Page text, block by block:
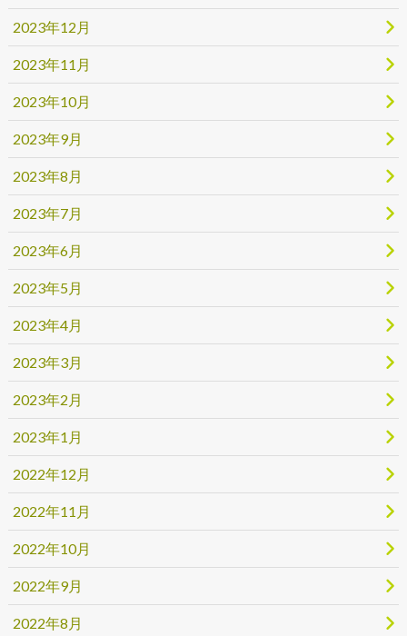
2023年12月
2023年11月
2023年10月
2023年9月
2023年8月
2023年7月
2023年6月
2023年5月
2023年4月
2023年3月
2023年2月
2023年1月
2022年12月
2022年11月
2022年10月
2022年9月
2022年8月